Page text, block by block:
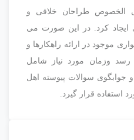
الخصوص طراحان خلاقی و
ایجاد کرد. در این صورت می
موجود در ارائه راهکارها و
وزمان مورد نیاز شامل
جوابگوی سوالات پیوسته اهل
استفاده قرار گیرد.